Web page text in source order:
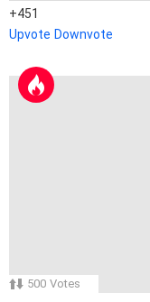
451
Upvote Downvote
500 Votes